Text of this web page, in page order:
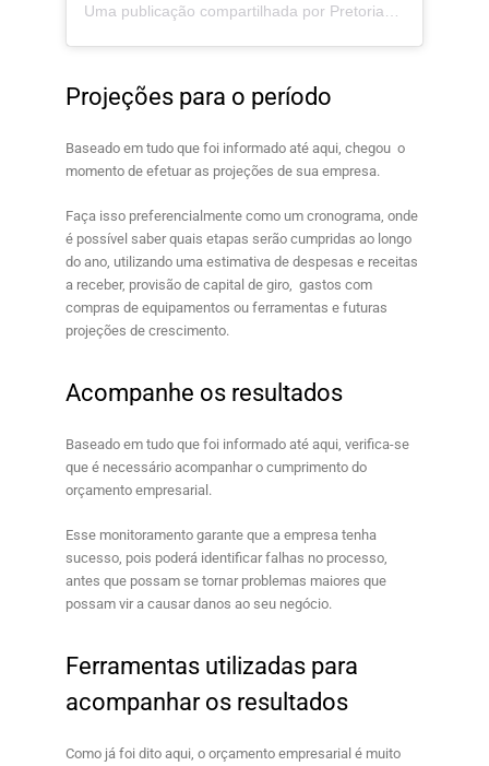
Projeções para o período
Baseado em tudo que foi informado até aqui, chegou o
momento de efetuar as projeções de sua empresa.
Faça isso preferencialmente como um cronograma, onde
é possível saber quais etapas serão cumpridas ao longo
do ano, utilizando uma estimativa de despesas e receitas
a receber, provisão de capital de giro, gastos com
compras de equipamentos ou ferramentas e futuras
projeções de crescimento.
Acompanhe os resultados
Baseado em tudo que foi informado até aqui, verifica-se
que é necessário acompanhar o cumprimento do
orçamento empresarial.
Esse monitoramento garante que a empresa tenha
sucesso, pois poderá identificar falhas no processo,
antes que possam se tornar problemas maiores que
possam vir a causar danos ao seu negócio.
Ferramentas utilizadas para
acompanhar os resultados
Como já foi dito aqui, o orçamento empresarial é muito